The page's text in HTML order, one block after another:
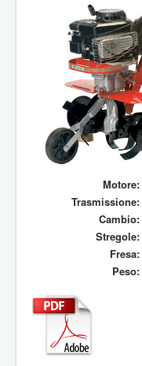
Motore:
Trasmissione:
Cambio:
Stregole:
Fresa:
Peso: